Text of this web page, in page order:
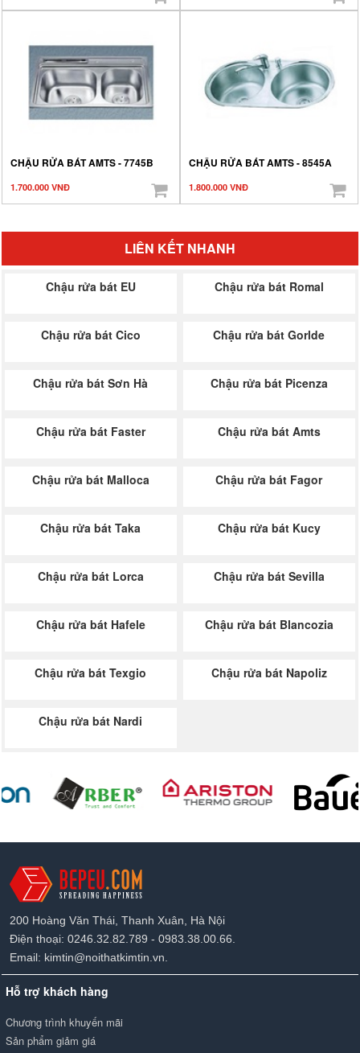
CHẬU RỬA BÁT AMTS - 7745B
1.700.000 VNĐ
CHẬU RỬA BÁT AMTS - 8545A
1.800.000 VNĐ
LIÊN KẾT NHANH
Chậu rửa bát EU Chậu rửa bát Romal
Chậu rửa bát Cico Chậu rửa bát Gorlde
Chậu rửa bát Sơn Hà Chậu rửa bát Picenza
Chậu rửa bát Faster Chậu rửa bát Amts
Chậu rửa bát Malloca Chậu rửa bát Fagor
Chậu rửa bát Taka Chậu rửa bát Kucy
Chậu rửa bát Lorca Chậu rửa bát Sevilla
Chậu rửa bát Hafele Chậu rửa bát Blancozia
Chậu rửa bát Texgio Chậu rửa bát Napoliz
Chậu rửa bát Nardi
200 Hoàng Văn Thái, Thanh Xuân, Hà Nội
Điện thoại: 0246.32.82.789 - 0983.38.00.66.
Email: kimtin@noithatkimtin.vn.
Hỗ trợ khách hàng
Chương trình khuyến mãi
Sản phẩm giảm giá